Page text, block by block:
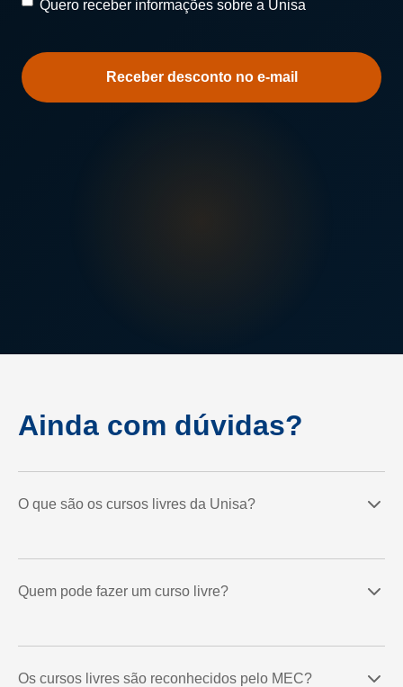
Quero
sobre
a
Quero receber informações sobre a Unisa
Ainda com dúvidas?
O que são os cursos livres da Unisa?
Quem pode fazer um curso livre?
Os cursos livres são reconhecidos pelo MEC?